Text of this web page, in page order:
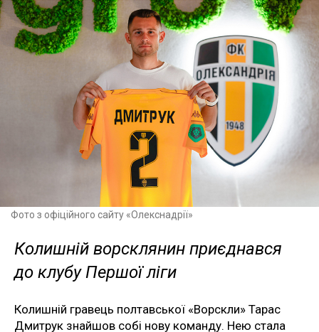
Фото з офіційного сайту «Олекснадрії»
Колишній ворсклянин приєднався
до клубу Першої ліги
Колишній гравець полтавської «Ворскли» Тарас
Дмитрук знайшов собі нову команду. Нею стала